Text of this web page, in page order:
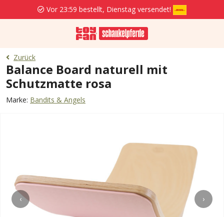
Vor 23:59 bestellt, Dienstag versendet!
Zurück
Balance Board naturell mit
Schutzmatte rosa
Marke: Bandits & Angels
‹ ›